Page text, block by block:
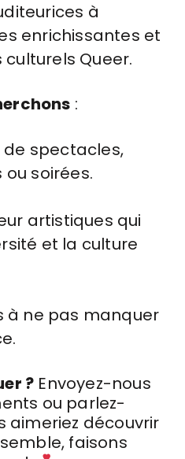
à
enrichissantes et
Queer.
:
de spectacles,
soirées.
artistiques qui
et la culture
à ne pas manquer
? Envoyez-nous
ou parlez-
aimeriez découvrir
faisons